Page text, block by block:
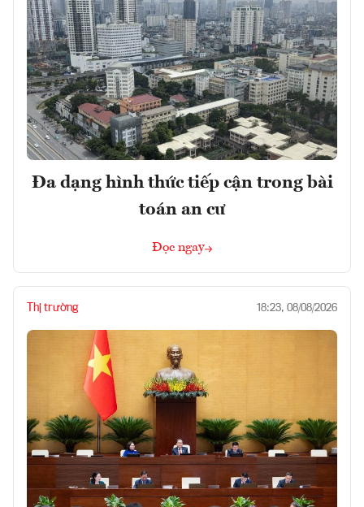
Đa dạng hình thức tiếp cận trong bài
toán an cư
Đọc ngay
Thị trường 18:23, 08/08/2026